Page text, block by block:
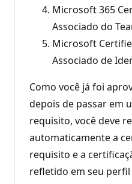
Microsoft 365
Associado do
Microsoft
Associado de
Como você já foi
depois de passar em
requisito, você deve
automaticamente a
requisito e a
refletido em seu